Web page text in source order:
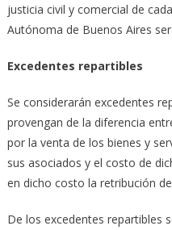
justicia civil y comercial de
Autónoma de Buenos Aires
Excedentes repartibles
Se considerarán excedentes
provengan de la diferencia
por la venta de los bienes y
sus asociados y el costo de
en dicho costo la retribución
De los excedentes repartibles